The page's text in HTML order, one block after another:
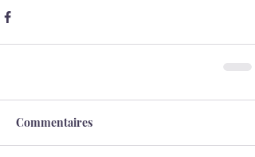
Commentaires